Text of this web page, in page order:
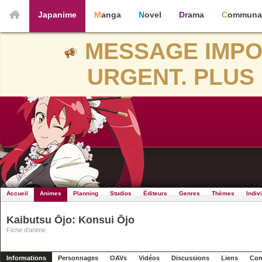
Japanime Manga Novel Drama
MESSAGE
URGENT.
Accueil Animes Planning Studios Éditeurs Genres Thèmes
Kaibutsu Ōjo: Konsui Ōjo
Fiche d'anime
Informations Personnages OAVs Vidéos Discussions Liens